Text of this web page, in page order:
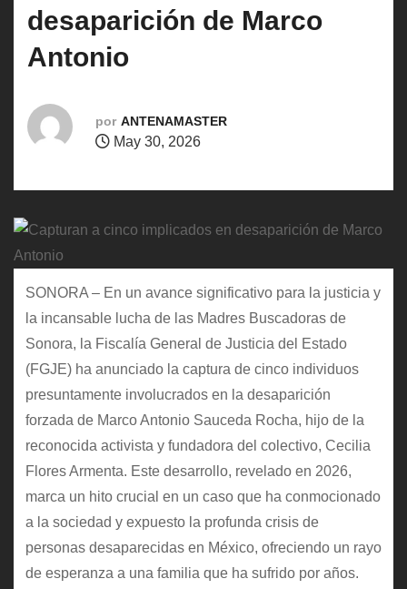
desaparición de Marco
Antonio
por ANTENAMASTER
May 30, 2026
SONORA – En un avance significativo para la justicia y
la incansable lucha de las Madres Buscadoras de
Sonora, la Fiscalía General de Justicia del Estado
(FGJE) ha anunciado la captura de cinco individuos
presuntamente involucrados en la desaparición
forzada de Marco Antonio Sauceda Rocha, hijo de la
reconocida activista y fundadora del colectivo, Cecilia
Flores Armenta. Este desarrollo, revelado en 2026,
marca un hito crucial en un caso que ha conmocionado
a la sociedad y expuesto la profunda crisis de
personas desaparecidas en México, ofreciendo un rayo
de esperanza a una familia que ha sufrido por años.